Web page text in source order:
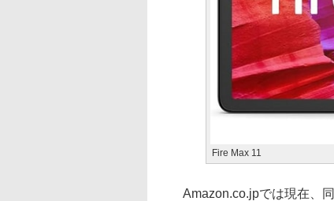
Fire Max 11
Amazon.co.jpでは現在、